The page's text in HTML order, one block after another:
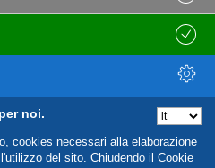
noi.
cookies necessari alla elaborazione
del sito. Chiudendo il Cookie